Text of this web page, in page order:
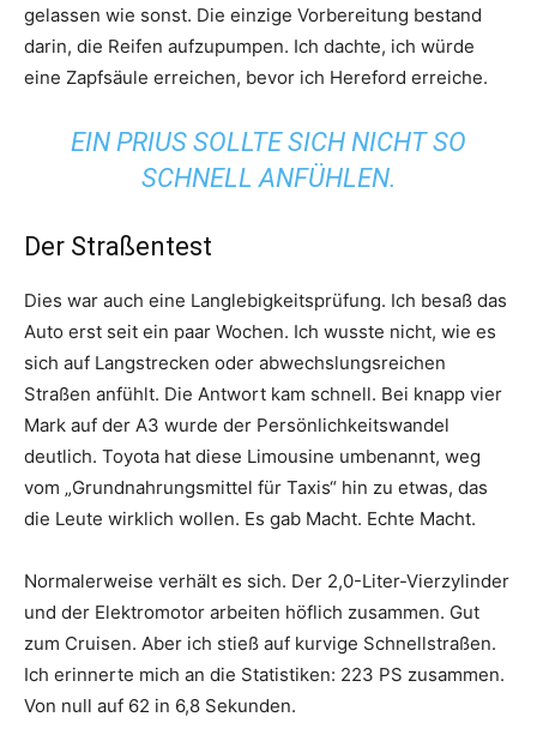
gelassen wie sonst. Die einzige Vorbereitung bestand
darin, die Reifen aufzupumpen. Ich dachte, ich würde
eine Zapfsäule erreichen, bevor ich Hereford erreiche.
EIN PRIUS SOLLTE SICH NICHT SO
SCHNELL ANFÜHLEN.
Der Straßentest
Dies war auch eine Langlebigkeitsprüfung. Ich besaß das
Auto erst seit ein paar Wochen. Ich wusste nicht, wie es
sich auf Langstrecken oder abwechslungsreichen
Straßen anfühlt. Die Antwort kam schnell. Bei knapp vier
Mark auf der A3 wurde der Persönlichkeitswandel
deutlich. Toyota hat diese Limousine umbenannt, weg
vom „Grundnahrungsmittel für Taxis“ hin zu etwas, das
die Leute wirklich wollen. Es gab Macht. Echte Macht.
Normalerweise verhält es sich. Der 2,0-Liter-Vierzylinder
und der Elektromotor arbeiten höflich zusammen. Gut
zum Cruisen. Aber ich stieß auf kurvige Schnellstraßen.
Ich erinnerte mich an die Statistiken: 223 PS zusammen.
Von null auf 62 in 6,8 Sekunden.